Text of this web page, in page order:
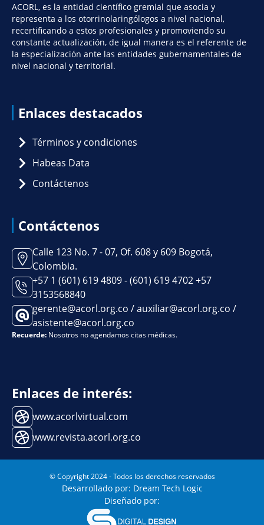
ACORL, es la entidad científico gremial que asocia y
representa a los otorrinolaringólogos a nivel nacional,
recertificando a estos profesionales y promoviendo su
constante actualización, de igual manera es el referente de
la especialización ante las entidades gubernamentales de
nivel nacional y territorial.
Enlaces destacados
Términos y condiciones
Habeas Data
Contáctenos
Contáctenos
Calle 123 No. 7 - 07, Of. 608 y 609 Bogotá,
Colombia.
+57 1 (601) 619 4809 - (601) 619 4702 +57
3153568840
gerente@acorl.org.co / auxiliar@acorl.org.co /
asistente@acorl.org.co
Recuerde: Nosotros no agendamos citas médicas.
Enlaces de interés:
www.acorlvirtual.com
www.revista.acorl.org.co
© Copyright 2024 - Todos los derechos reservados
Desarrollado por: Dream Tech Logic
Diseñado por: